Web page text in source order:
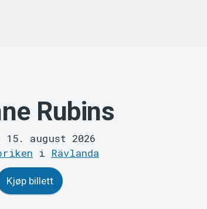
Rubins
15. august 2026
i Rävlanda
Kjøp billett